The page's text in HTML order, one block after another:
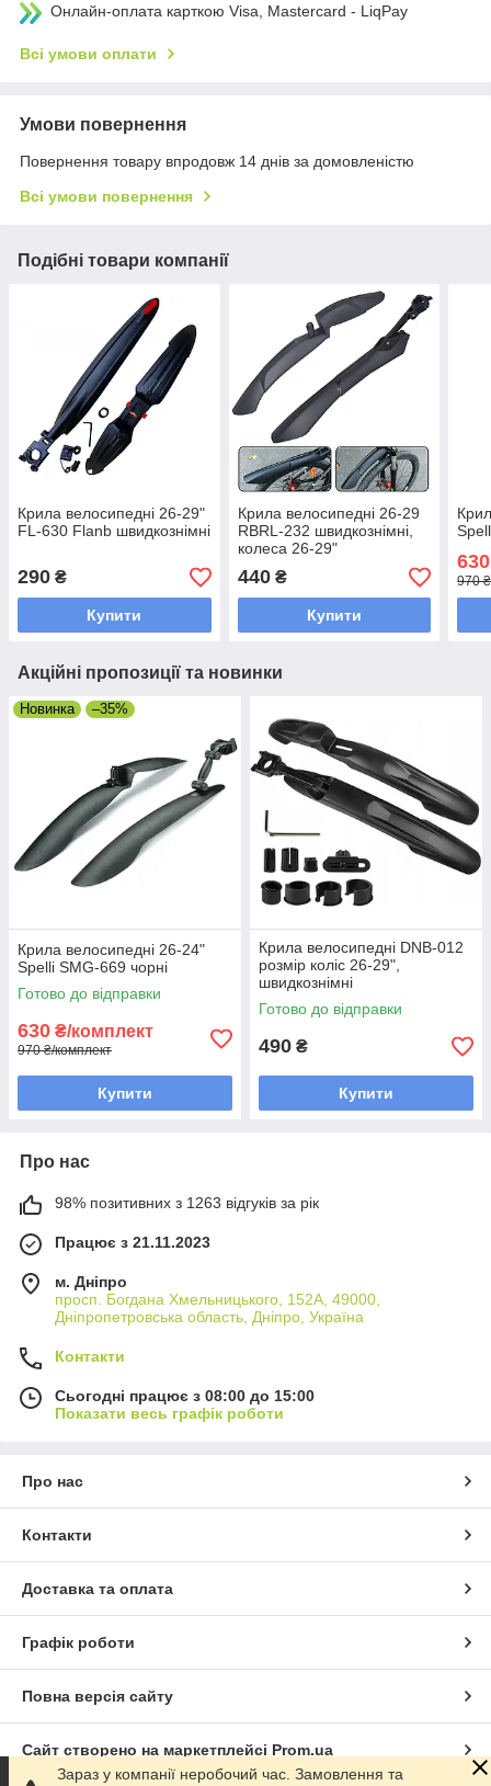
Онлайн-оплата карткою Visa, Mastercard - LiqPay
Всі умови оплати
Умови повернення
Повернення товару впродовж 14 днів за домовленістю
Всі умови повернення
Подібні товари компанії
Крила велосипедні 26-29"
FL-630 Flanb швидкознімні
290 ₴
Купити
Крила велосипедні 26-29
RBRL-232 швидкознімні,
колеса 26-29"
440₴
Купити
630
970
Акційні пропозиції та новинки
Новинка –35%
Крила велосипедні 26-24"
Spelli SMG-669 чорні
Готово до відправки
630 ₴/комплект
970 ₴/комплект
Купити
Крила велосипедні DNB-012
розмір коліс 26-29",
швидкознімні
Готово до відправки
490 ₴
Купити
Про нас
98% позитивних з 1263 відгуків за рік
Працює з 21.11.2023
м. Дніпро
просп. Богдана Хмельницького, 152А, 49000,
Дніпропетровська область, Дніпро, Україна
Контакти
Сьогодні працює з 08:00 до 15:00
Показати весь графік роботи
Про нас
Контакти
Доставка та оплата
Графік роботи
Повна версія сайту
Сайт створено на маркетплейсі Prom.ua
Зараз у компанії неробочий час. Замовлення та